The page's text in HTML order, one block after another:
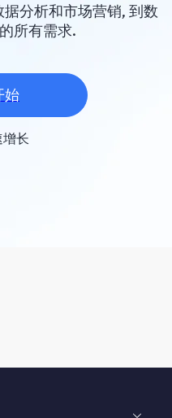
分析和市场营销, 到数
所有需求.
始
长